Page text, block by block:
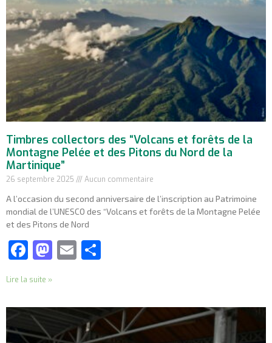
Timbres collectors des “Volcans et forêts de la
Montagne Pelée et des Pitons du Nord de la
Martinique”
26 septembre 2025 Aucun commentaire
A l’occasion du second anniversaire de l’inscription au Patrimoine
mondial de l’UNESCO des “Volcans et forêts de la Montagne Pelée
et des Pitons de Nord
Facebook
Mastodon
Email
Lire la suite »